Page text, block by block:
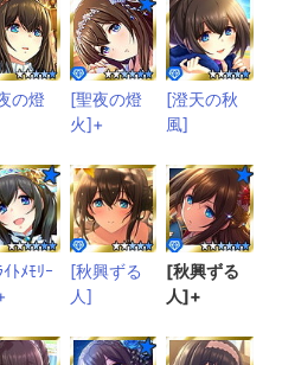
の燈
[聖夜の燈
火]+
[澄天の秋
風]
ﾄﾒﾓﾘｰ
[秋興ずる
人]
[秋興ずる
人]+